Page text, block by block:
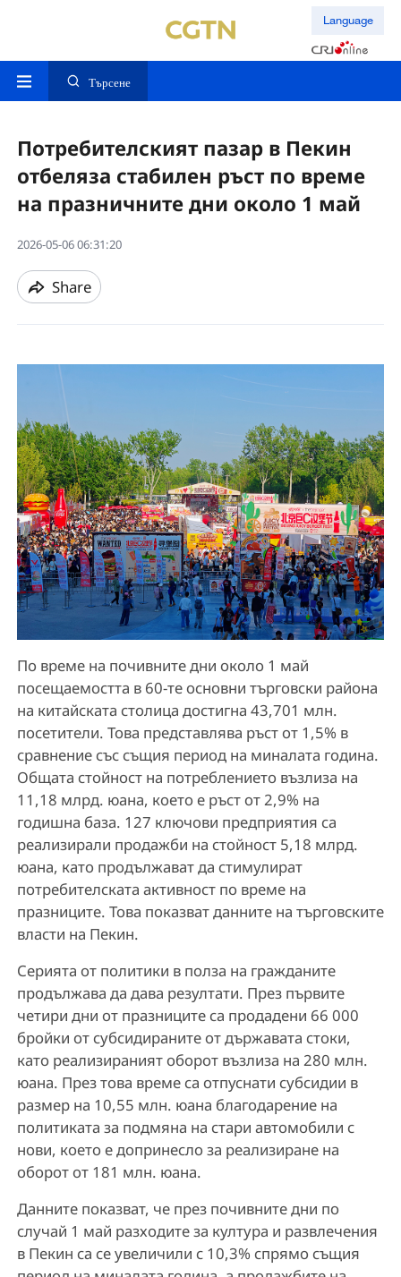
Language
Търсене
Потребителският пазар в Пекин
отбеляза стабилен ръст по време
на празничните дни около 1 май
2026-05-06 06:31:20
Share
По време на почивните дни около 1 май
посещаемостта в 60-те основни търговски района
на китайската столица достигна 43,701 млн.
посетители. Това представлява ръст от 1,5% в
сравнение със същия период на миналата година.
Общата стойност на потреблението възлиза на
11,18 млрд. юана, което е ръст от 2,9% на
годишна база. 127 ключови предприятия са
реализирали продажби на стойност 5,18 млрд.
юана, като продължават да стимулират
потребителската активност по време на
празниците. Това показват данните на търговските
власти на Пекин.
Серията от политики в полза на гражданите
продължава да дава резултати. През първите
четири дни от празниците са продадени 66 000
бройки от субсидираните от държавата стоки,
като реализираният оборот възлиза на 280 млн.
юана. През това време са отпуснати субсидии в
размер на 10,55 млн. юана благодарение на
политиката за подмяна на стари автомобили с
нови, което е допринесло за реализиране на
оборот от 181 млн. юана.
Данните показват, че през почивните дни по
случай 1 май разходите за култура и развлечения
в Пекин са се увеличили с 10,3% спрямо същия